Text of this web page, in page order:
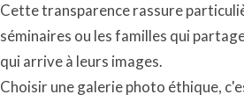
Cette transparence rassure
séminaires ou les familles qui
qui arrive à leurs images.
Choisir une galerie photo éthique,